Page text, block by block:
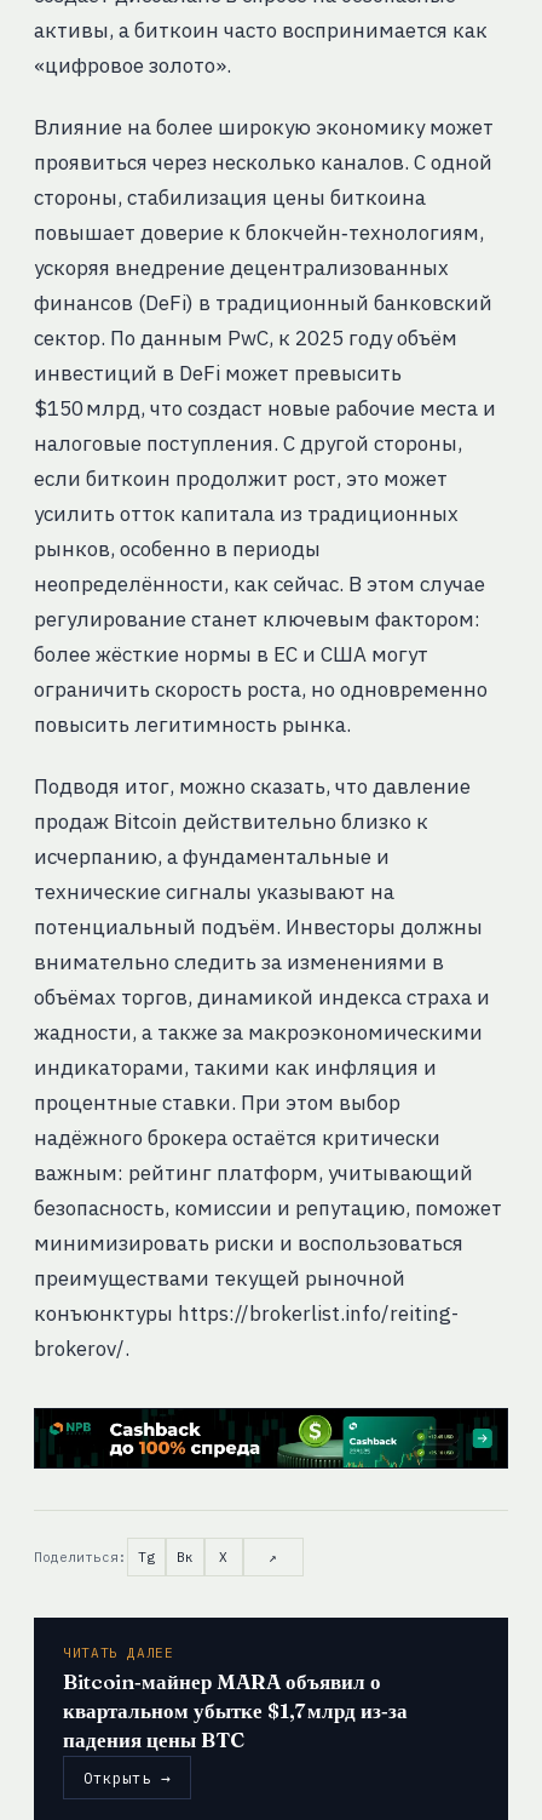
активы, а биткоин часто воспринимается как
«цифровое золото».
Влияние на более широкую экономику может
проявиться через несколько каналов. С одной
стороны, стабилизация цены биткоина
повышает доверие к блокчейн‑технологиям,
ускоряя внедрение децентрализованных
финансов (DeFi) в традиционный банковский
сектор. По данным PwC, к 2025 году объём
инвестиций в DeFi может превысить
$150 млрд, что создаст новые рабочие места и
налоговые поступления. С другой стороны,
если биткоин продолжит рост, это может
усилить отток капитала из традиционных
рынков, особенно в периоды
неопределённости, как сейчас. В этом случае
регулирование станет ключевым фактором:
более жёсткие нормы в ЕС и США могут
ограничить скорость роста, но одновременно
повысить легитимность рынка.
Подводя итог, можно сказать, что давление
продаж Bitcoin действительно близко к
исчерпанию, а фундаментальные и
технические сигналы указывают на
потенциальный подъём. Инвесторы должны
внимательно следить за изменениями в
объёмах торгов, динамикой индекса страха и
жадности, а также за макроэкономическими
индикаторами, такими как инфляция и
процентные ставки. При этом выбор
надёжного брокера остаётся критически
важным: рейтинг платформ, учитывающий
безопасность, комиссии и репутацию, поможет
минимизировать риски и воспользоваться
преимуществами текущей рыночной
конъюнктуры https://brokerlist.info/reiting-
brokerov/.
Поделиться: Tg Вк X ↗
ЧИТАТЬ ДАЛЕЕ
Bitcoin‑майнер MARA объявил о
квартальном убытке $1,7 млрд из‑за
падения цены BTC
Открыть →